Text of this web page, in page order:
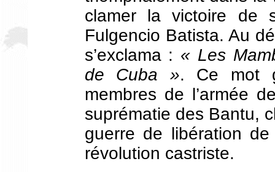
clamer la victoire de
Fulgencio Batista. Au
s’exclama : « Les
de Cuba ». Ce mot
membres de l’armée
suprématie des Bantu,
guerre de libération
révolution castriste.